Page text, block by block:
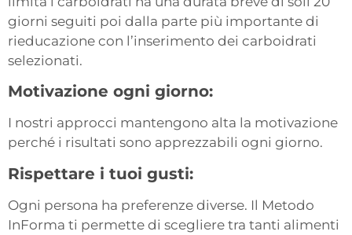
giorni seguiti poi dalla parte più importante di
rieducazione con l’inserimento dei carboidrati
selezionati.
Motivazione ogni giorno:
I nostri approcci mantengono alta la motivazione
perché i risultati sono apprezzabili ogni giorno.
Rispettare i tuoi gusti:
Ogni persona ha preferenze diverse. Il Metodo
InForma ti permette di scegliere tra tanti alimenti